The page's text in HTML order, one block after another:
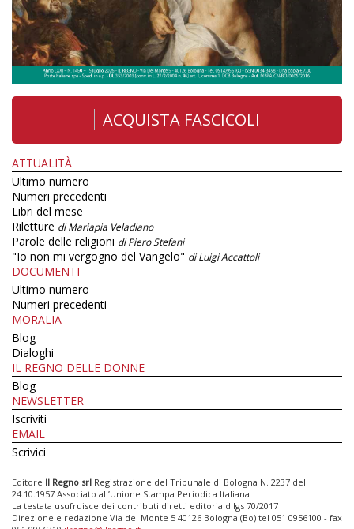
ACQUISTA FASCICOLI
ATTUALITÀ
Ultimo numero
Numeri precedenti
Libri del mese
Riletture di Mariapia Veladiano
Parole delle religioni di Piero Stefani
"Io non mi vergogno del Vangelo" di Luigi Accattoli
DOCUMENTI
Ultimo numero
Numeri precedenti
MORALIA
Blog
Dialoghi
IL REGNO DELLE DONNE
Blog
NEWSLETTER
Iscriviti
EMAIL
Scrivici
Editore Il Regno srl Registrazione del Tribunale di Bologna N. 2237 del
24.10.1957 Associato all’Unione Stampa Periodica Italiana
La testata usufruisce dei contributi diretti editoria d.lgs 70/2017
Direzione e redazione Via del Monte 5 40126 Bologna (Bo) tel 051 0956100 - fax